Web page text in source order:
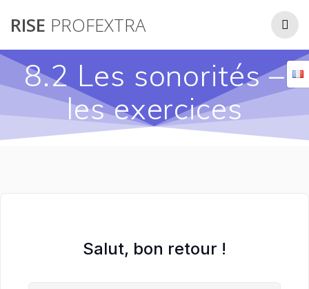
RISE PROFEXTRA
8.2 Les sonorités –
les exercices
Salut, bon retour !